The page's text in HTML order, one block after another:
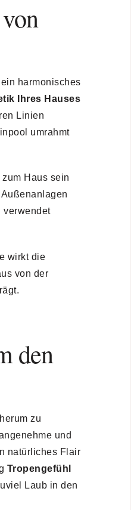
harmonisches
Ihres Hauses
Linien
umrahmt
Haus sein
verwendet
wirkt die
von der
den
zu
und
natürliches Flair
Tropengefühl
Laub in den